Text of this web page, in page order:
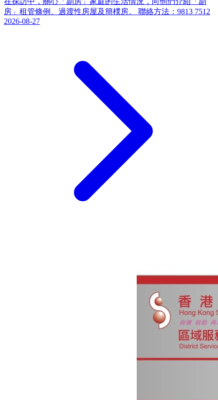
房」租管條例、過渡性房屋及簡樸房。 聯絡方法：9813 7512
2026-08-27